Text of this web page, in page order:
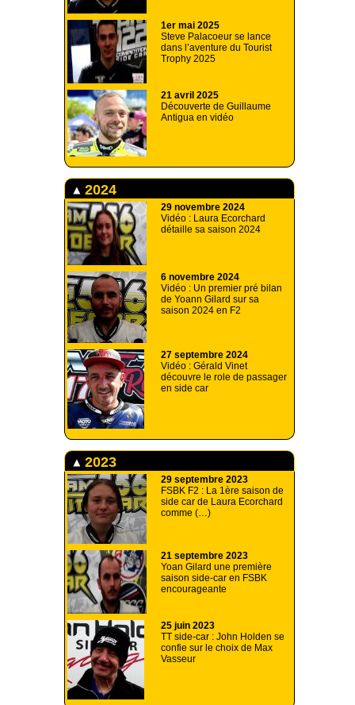
1er mai 2025
Steve Palacoeur se lance
dans l’aventure du Tourist
Trophy 2025
21 avril 2025
Découverte de Guillaume
Antigua en vidéo
2024
29 novembre 2024
Vidéo : Laura Ecorchard
détaille sa saison 2024
6 novembre 2024
Vidéo : Un premier pré bilan
de Yoann Gilard sur sa
saison 2024 en F2
27 septembre 2024
Vidéo : Gérald Vinet
découvre le role de passager
en side car
2023
29 septembre 2023
FSBK F2 : La 1ère saison de
side car de Laura Ecorchard
comme (…)
21 septembre 2023
Yoan Gilard une première
saison side-car en FSBK
encourageante
25 juin 2023
TT side-car : John Holden se
confie sur le choix de Max
Vasseur